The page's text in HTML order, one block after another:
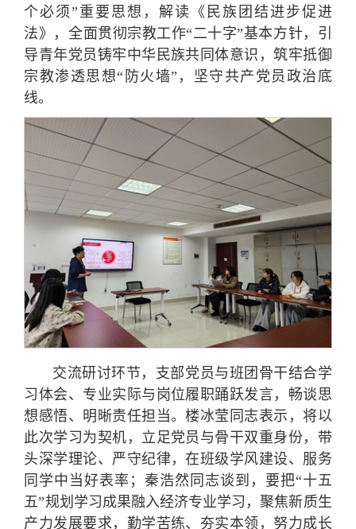
个必须”重要思想，解读《民族团结进步促进
法》，全面贯彻宗教工作“二十字”基本方针，引
导青年党员铸牢中华民族共同体意识，筑牢抵御
宗教渗透思想“防火墙”，坚守共产党员政治底
线。
交流研讨环节，支部党员与班团骨干结合学
习体会、专业实际与岗位履职踊跃发言，畅谈思
想感悟、明晰责任担当。楼冰莹同志表示，将以
此次学习为契机，立足党员与骨干双重身份，带
头深学理论、严守纪律，在班级学风建设、服务
同学中当好表率；秦浩然同志谈到，要把“十五
五”规划学习成果融入经济专业学习，聚焦新质生
产力发展要求，勤学苦练、夯实本领，努力成长